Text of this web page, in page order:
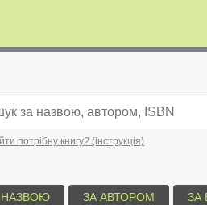
потрібну книгу? (інструкція)
НАЗВОЮ ЗА АВТОРОМ ЗА